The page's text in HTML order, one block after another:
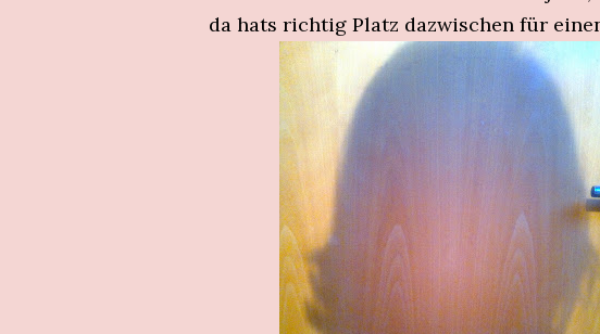
da hats richtig Platz dazwischen für